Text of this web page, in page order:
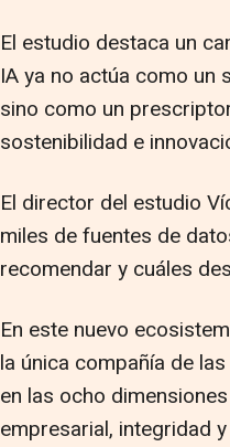
El estudio destaca un
IA ya no actúa como un
sino como un
sostenibilidad e
El director del estudio
miles de fuentes de
recomendar y cuáles
En este nuevo
la única compañía de
en las ocho
empresarial, integridad